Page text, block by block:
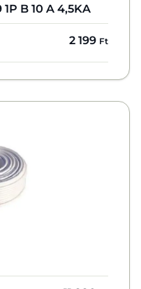
B 10 A 4,5KA
2 199 Ft